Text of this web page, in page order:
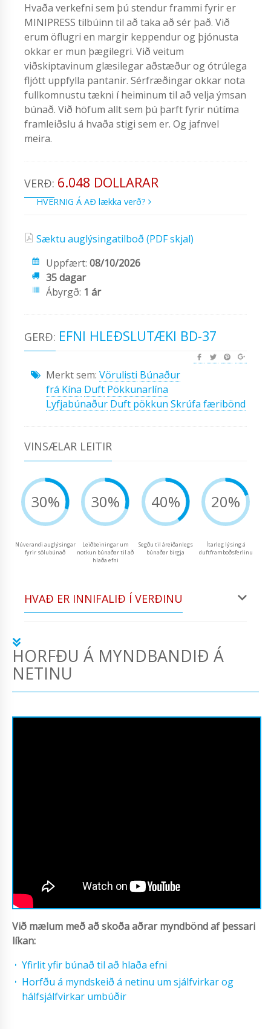
Hvaða verkefni sem þú stendur frammi fyrir er
MINIPRESS tilbúinn til að taka að sér það. Við
erum öflugri en margir keppendur og þjónusta
okkar er mun þægilegri. Við veitum
viðskiptavinum glæsilegar aðstæður og ótrúlega
fljótt uppfylla pantanir. Sérfræðingar okkar nota
fullkomnustu tækni í heiminum til að velja ýmsan
búnað. Við höfum allt sem þú þarft fyrir nútíma
framleiðslu á hvaða stigi sem er. Og jafnvel
meira.
VERÐ: 6.048 DOLLARAR
HVERNIG Á AÐ lækka verð?
Sæktu auglýsingatilboð (PDF skjal)
Uppfært: 08/10/2026
35 dagar
Ábyrgð: 1 ár
GERÐ: EFNI HLEÐSLUTÆKI BD-37
Merkt sem: Vörulisti Búnaður
frá Kína Duft Pökkunarlína
Lyfjabúnaður Duft pökkun Skrúfa færibönd
VINSÆLAR LEITIR
30%
Núverandi auglýsingar
fyrir sölubúnað
30%
Leiðbeiningar um
notkun búnaðar til að
hlaða efni
40%
Segðu til áreiðanlegs
búnaðar birgja
20%
Ítarleg lýsing á
duftframboðsferlinu
HVAÐ ER INNIFALIÐ Í VERÐINU
HORFÐU Á MYNDBANDIÐ Á
NETINU
Við mælum með að skoða aðrar myndbönd af þessari
líkan:
Yfirlit yfir búnað til að hlaða efni
Horfðu á myndskeið á netinu um sjálfvirkar og
hálfsjálfvirkar umbúðir